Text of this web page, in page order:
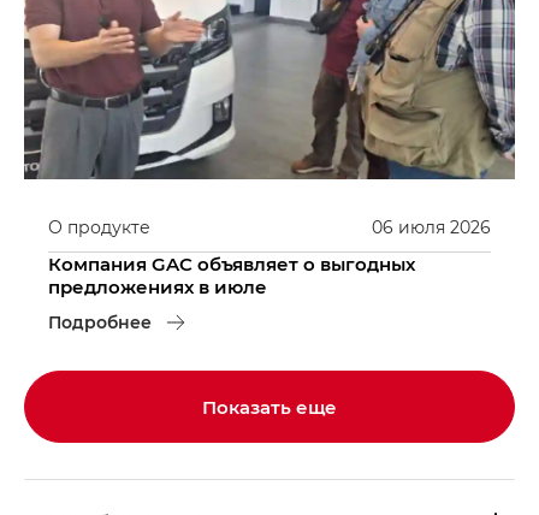
06 июля 2026
О продукте
Компания GAC объявляет о выгодных
предложениях в июле
Подробнее
Показать еще